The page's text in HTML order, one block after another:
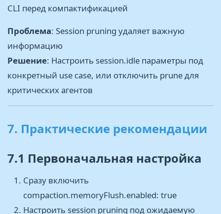
CLI перед компактификацией
Проблема: Session pruning удаляет важную
информацию
Решение: Настроить session.idle параметры под
конкретный use case, или отключить prune для
критических агентов
7. Практические рекомендации
7.1 Первоначальная настройка
Сразу включить
compaction.memoryFlush.enabled: true
Настроить session pruning под ожидаемую